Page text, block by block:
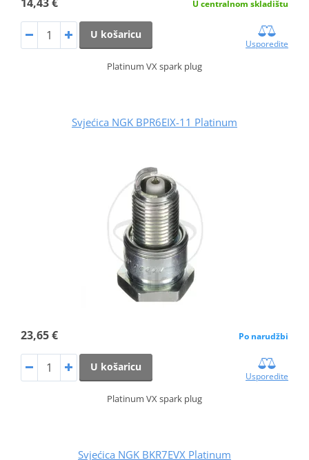
U centralnom skladištu
U košaricu
Usporedite
Platinum VX spark plug
Svjećica NGK BPR6EIX-11 Platinum
23,65 € Po narudžbi
U košaricu
Usporedite
Platinum VX spark plug
Svjećica NGK BKR7EVX Platinum